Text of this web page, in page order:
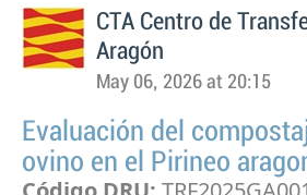
CTA Centro de
Aragón
May 06, 2026 at 20:15
Evaluación del
ovino en el Pirineo